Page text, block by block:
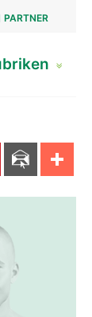
PARTNER